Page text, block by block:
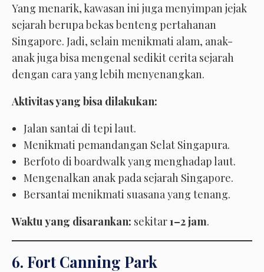
Yang menarik, kawasan ini juga menyimpan jejak
sejarah berupa bekas benteng pertahanan
Singapore. Jadi, selain menikmati alam, anak-
anak juga bisa mengenal sedikit cerita sejarah
dengan cara yang lebih menyenangkan.
Aktivitas yang bisa dilakukan:
Jalan santai di tepi laut.
Menikmati pemandangan Selat Singapura.
Berfoto di boardwalk yang menghadap laut.
Mengenalkan anak pada sejarah Singapore.
Bersantai menikmati suasana yang tenang.
Waktu yang disarankan: sekitar1–2 jam.
6. Fort Canning Park